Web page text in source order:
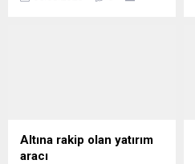
Ticaret Bakanlığı, mevzuata
Altına rakip olan yatırım
aracı